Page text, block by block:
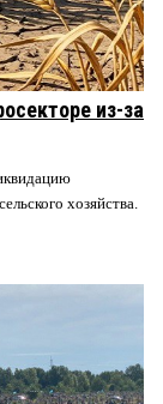
из-за
хозяйства.